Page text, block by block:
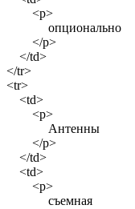
<p>
опционально
</p>
</td>
</tr>
<tr>
<td>
<p>
Антенны
</p>
</td>
<td>
<p>
съемная